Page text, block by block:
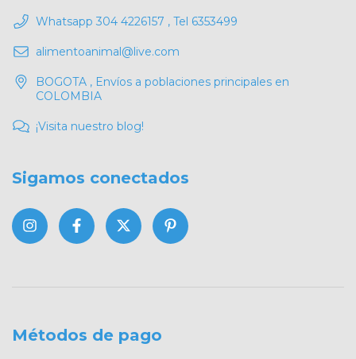
Whatsapp 304 4226157 , Tel 6353499
alimentoanimal@live.com
BOGOTA , Envíos a poblaciones principales en
COLOMBIA
¡Visita nuestro blog!
Sigamos conectados
Métodos de pago